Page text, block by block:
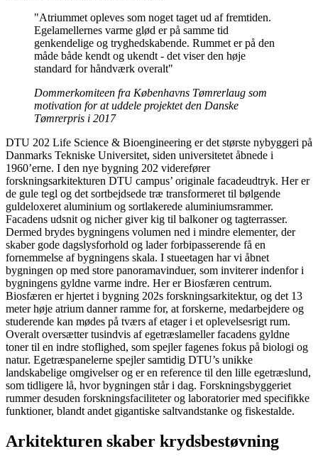
"Atriummet opleves som noget taget ud af fremtiden.
Egelamellernes varme glød er på samme tid
genkendelige og tryghedskabende. Rummet er på den
måde både kendt og ukendt - det viser den høje
standard for håndværk overalt"
Dommerkomiteen fra Københavns Tømrerlaug som
motivation for at uddele projektet den Danske
Tømrerpris i 2017
DTU 202 Life Science & Bioengineering er det største nybyggeri på
Danmarks Tekniske Universitet, siden universitetet åbnede i
1960’erne. I den nye bygning 202 viderefører
forskningsarkitekturen DTU campus’ originale facadeudtryk. Her er
de gule tegl og det sortbejdsede træ transformeret til bølgende
guldeloxeret aluminium og sortlakerede aluminiumsrammer.
Facadens udsnit og nicher giver kig til balkoner og tagterrasser.
Dermed brydes bygningens volumen ned i mindre elementer, der
skaber gode dagslysforhold og lader forbipasserende få en
fornemmelse af bygningens skala. I stueetagen har vi åbnet
bygningen op med store panoramavinduer, som inviterer indenfor i
bygningens gyldne varme indre. Her er Biosfæren centrum.
Biosfæren er hjertet i bygning 202s forskningsarkitektur, og det 13
meter høje atrium danner ramme for, at forskerne, medarbejdere og
studerende kan mødes på tværs af etager i et oplevelsesrigt rum.
Overalt oversætter tusindvis af egetræslameller facadens gyldne
toner til en indre stoflighed, som spejler fagenes fokus på biologi og
natur. Egetræspanelerne spejler samtidig DTU’s unikke
landskabelige omgivelser og er en reference til den lille egetræslund,
som tidligere lå, hvor bygningen står i dag. Forskningsbyggeriet
rummer desuden forskningsfaciliteter og laboratorier med specifikke
funktioner, blandt andet gigantiske saltvandstanke og fiskestalde.
Arkitekturen skaber krydsbestøvning